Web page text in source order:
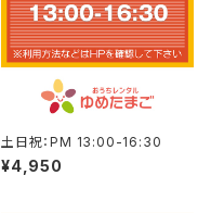
土日祝：PM 13:00-16:30
¥4,950